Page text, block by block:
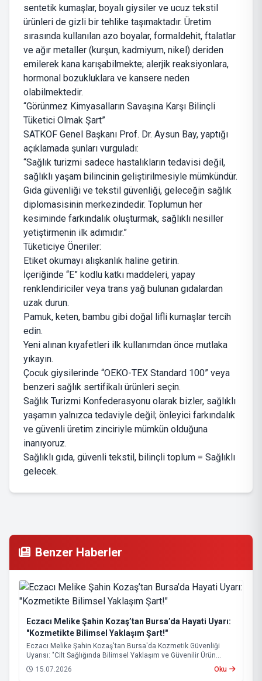
sentetik kumaşlar, boyalı giysiler ve ucuz tekstil
ürünleri de gizli bir tehlike taşımaktadır. Üretim
sırasında kullanılan azo boyalar, formaldehit, ftalatlar
ve ağır metaller (kurşun, kadmiyum, nikel) deriden
emilerek kana karışabilmekte; alerjik reaksiyonlara,
hormonal bozukluklara ve kansere neden
olabilmektedir.
“Görünmez Kimyasalların Savaşına Karşı Bilinçli
Tüketici Olmak Şart”
SATKOF Genel Başkanı Prof. Dr. Aysun Bay, yaptığı
açıklamada şunları vurguladı:
“Sağlık turizmi sadece hastalıkların tedavisi değil,
sağlıklı yaşam bilincinin geliştirilmesiyle mümkündür.
Gıda güvenliği ve tekstil güvenliği, geleceğin sağlık
diplomasisinin merkezindedir. Toplumun her
kesiminde farkındalık oluşturmak, sağlıklı nesiller
yetiştirmenin ilk adımıdır.”
Tüketiciye Öneriler:
Etiket okumayı alışkanlık haline getirin.
İçeriğinde “E” kodlu katkı maddeleri, yapay
renklendiriciler veya trans yağ bulunan gıdalardan
uzak durun.
Pamuk, keten, bambu gibi doğal lifli kumaşlar tercih
edin.
Yeni alınan kıyafetleri ilk kullanımdan önce mutlaka
yıkayın.
Çocuk giysilerinde “OEKO-TEX Standard 100” veya
benzeri sağlık sertifikalı ürünleri seçin.
Sağlık Turizmi Konfederasyonu olarak bizler, sağlıklı
yaşamın yalnızca tedaviyle değil; önleyici farkındalık
ve güvenli üretim zinciriyle mümkün olduğuna
inanıyoruz.
Sağlıklı gıda, güvenli tekstil, bilinçli toplum = Sağlıklı
gelecek.
Benzer Haberler
Eczacı Melike Şahin Kozaş’tan Bursa’da Hayati Uyarı:
"Kozmetikte Bilimsel Yaklaşım Şart!"
Eczacı Melike Şahin Kozaş'tan Bursa'da Kozmetik Güvenliği
Uyarısı: "Cilt Sağlığında Bilimsel Yaklaşım ve Güvenilir Ürün
Kullanımı Hayati Önem Taşıyor"
15.07.2026 Oku